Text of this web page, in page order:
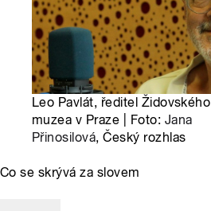
Leo Pavlát, ředitel Židovského
muzea v Praze | Foto: Jana
Přinosilová, Český rozhlas
Co se skrývá za slovem